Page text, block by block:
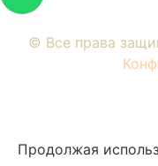
© Все права
Продолжая